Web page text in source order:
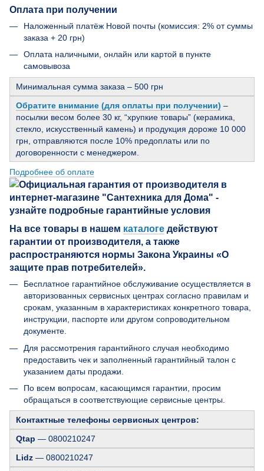
Оплата при получении
Наложенный платёж Новой почты (комиссия: 2% от суммы
заказа + 20 грн)
Оплата наличными, онлайн или картой в пункте
самовывоза
Минимальная сумма заказа – 500 грн
Обратите внимание (для оплаты при получении) –
посылки весом более 30 кг, “хрупкие товары” (керамика,
стекло, искусственный камень) и продукция дороже 10 000
грн, отправляются после 10% предоплаты или по
договоренности с менеджером.
Подробнее об оплате
На все товары в нашем каталоге действуют
гарантии от производителя, а также
распространяются нормы Закона Украины «О
защите прав потребителей».
Бесплатное гарантийное обслуживание осуществляется в
авторизованных сервисных центрах согласно правилам и
срокам, указанным в характеристиках конкретного товара,
инструкции, паспорте или другом сопроводительном
документе.
Для рассмотрения гарантийного случая необходимо
предоставить чек и заполненный гарантийный талон с
указанием даты продажи.
По всем вопросам, касающимся гарантии, просим
обращаться в соответствующие сервисные центры.
Контактные телефоны сервисных центров:
Qtap — 0800210247
Lidz — 0800210247